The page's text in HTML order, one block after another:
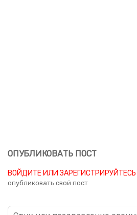
ОПУБЛИКОВАТЬ ПОСТ
ВОЙДИТЕ ИЛИ ЗАРЕГИСТРИРУЙТЕСЬ
опубликовать свой пост